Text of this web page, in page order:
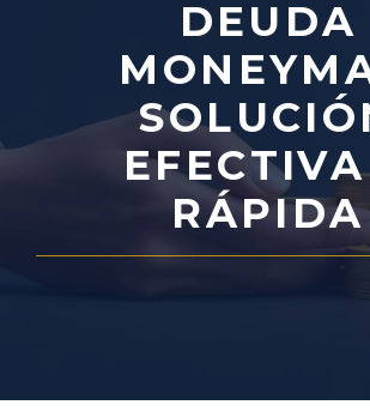
DEUDA
RÁPIDA